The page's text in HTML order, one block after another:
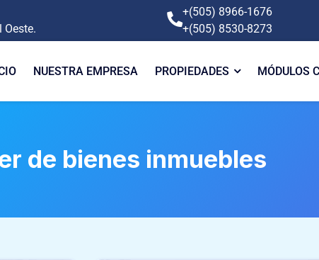
Oeste.
+(505) 8966-1676
+(505) 8530-8273
NUESTRA EMPRESA PROPIEDADES MÓDULOS
de bienes inmuebles